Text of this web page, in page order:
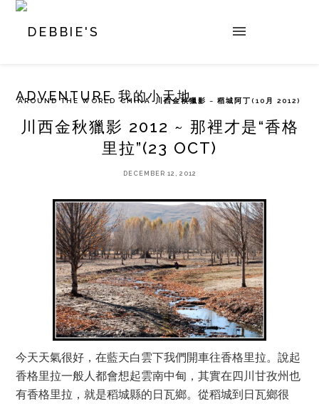
AROUND THE WORLD CHINA 川西金秋獵影 ~ 稻城阿丁(10月 2012)
川西金秋獵影 2012 ~ 那裡才是“香格
里拉”(23 OCT)
DECEMBER 12, 2012
今天天氣很好，在藍天白雲下我們開車往香格里拉。說起
香格里拉一般人都會想起雲南中甸，其實在四川甘孜州也
有香格里拉，就是稻城縣的日瓦鄉。從稻城到日瓦鄉很